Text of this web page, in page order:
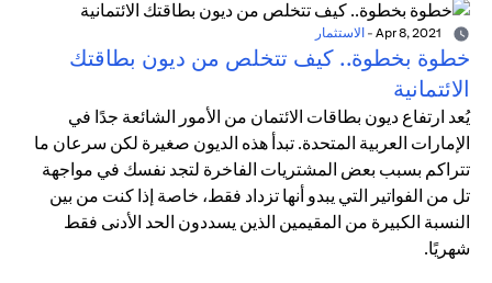
- الاستثمار
خطوة بخطوة.. كيف تتخلص من ديون بطاقتك
الائتمانية
يُعد ارتفاع ديون بطاقات الائتمان من الأمور الشائعة جدًا في
الإمارات العربية المتحدة. تبدأ هذه الديون صغيرة لكن سرعان ما
تتراكم بسبب بعض المشتريات الفاخرة لتجد نفسك في مواجهة
تل من الفواتير التي يبدو أنها تزداد فقط، خاصة إذا كنت من بين
النسبة الكبيرة من المقيمين الذين يسددون الحد الأدنى فقط
شهريًا.